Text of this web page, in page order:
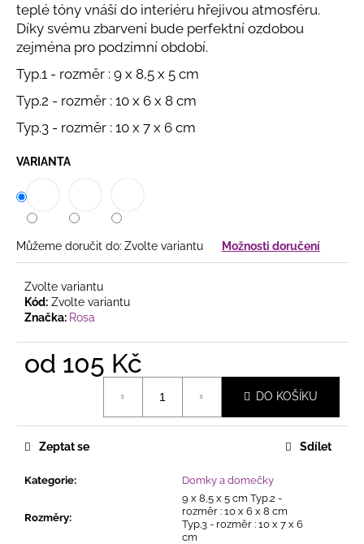
teplé tóny vnáší do interiéru hřejivou atmosféru.
Díky svému zbarvení bude perfektní ozdobou
zejména pro podzimní období.
Typ.1 - rozměr : 9 x 8,5 x 5 cm
Typ.2 - rozměr : 10 x 6 x 8 cm
Typ.3 - rozměr : 10 x 7 x 6 cm
VARIANTA
Můžeme doručit do: Zvolte variantu Možnosti doručení
Zvolte variantu
Kód: Zvolte variantu
Značka: Rosa
od 105 Kč
DO KOŠÍKU
Kategorie: Domky a domečky
Rozměry:
9 x 8,5 x 5 cm Typ.2 -
rozměr : 10 x 6 x 8 cm
Typ.3 - rozměr : 10 x 7 x 6
cm
Zeptat se Sdílet
D
o
p
o
r
u
č
j
m
SAMETOVÉ
STUHY
HEBKÝM
POVRCHEM
STUHY
VE
20
Kč